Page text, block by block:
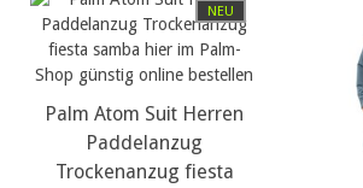
NEU
Palm Atom Suit Herren
Paddelanzug
Trockenanzug fiesta